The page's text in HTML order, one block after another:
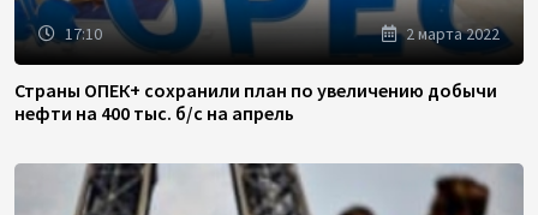
17:10 2 марта 2022
Страны ОПЕК+ сохранили план по увеличению добычи
нефти на 400 тыс. б/с на апрель